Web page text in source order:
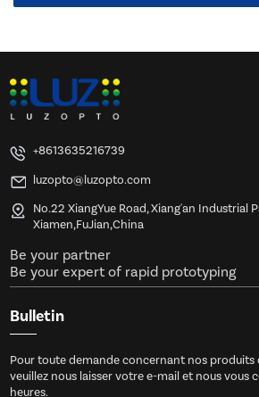
+8613635216739
luzopto@luzopto.com
No.22 XiangYue Road, Xiang'an Industrial
Xiamen,FuJian,China
Be your partner
Be your expert of rapid prototyping
Bulletin
Pour toute demande concernant nos produits
veuillez nous laisser votre e-mail et nous vous
heures.